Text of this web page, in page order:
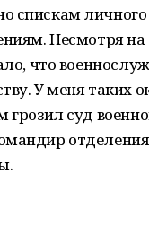
спискам
Несмотря
что
У меня таких
суд